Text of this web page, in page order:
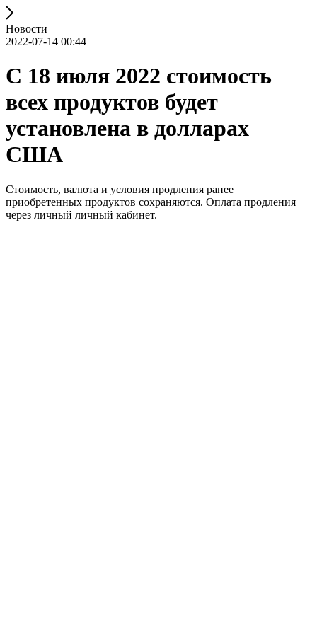
Новости
2022-07-14 00:44
С 18 июля 2022 стоимость
всех продуктов будет
установлена в долларах
США
Стоимость, валюта и условия продления ранее
приобретенных продуктов сохраняются. Оплата продления
через личный личный кабинет.